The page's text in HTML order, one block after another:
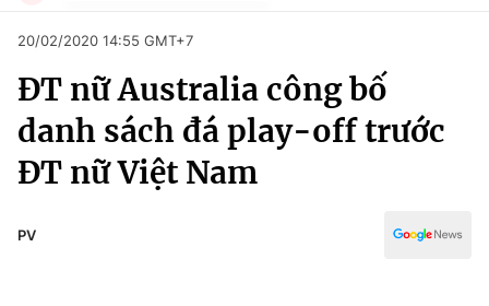
Chuyên mục
Chính trị
Xã hội
Pháp luật
Thể thao
Truyền hình
Văn hóa - Giải trí
20/02/2020 14:55 GMT+7
ĐT nữ Australia công bố
danh sách đá play-off trước
ĐT nữ Việt Nam
PV